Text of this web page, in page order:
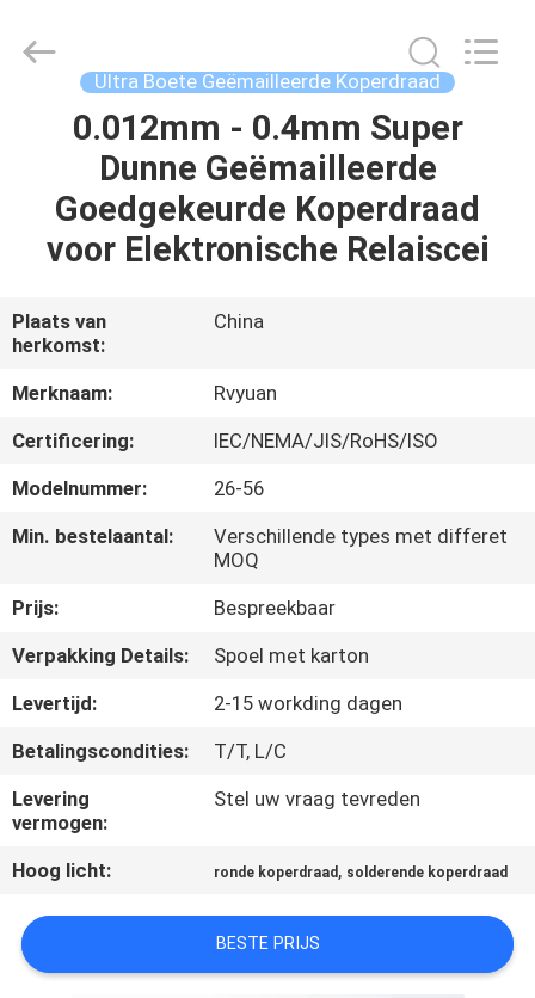
HUIS
PRODUCTEN
ONGEVEER
ONS
FABRIEKSREIS
KWALITEITSCONTROLE
CONTACTEER
ONS
NIEUWS
VERZOEK
OM EEN
SITEMAP
Material
Co,.Ltd.
Ultra Boete Geëmailleerde Koperdraad
0.012mm - 0.4mm Super
Dunne Geëmailleerde
Goedgekeurde Koperdraad
voor Elektronische Relaiscei
Plaats van
herkomst:
China
Merknaam:
Rvyuan
Certificering:
IEC/NEMA/JIS/RoHS/ISO
Modelnummer:
26-56
Min. bestelaantal:
Verschillende types met differet
MOQ
Prijs:
Bespreekbaar
Verpakking Details:
Spoel met karton
Levertijd:
2-15 workding dagen
Betalingscondities:
T/T, L/C
Levering
vermogen:
Stel uw vraag tevreden
Hoog licht: ronde koperdraad , solderende koperdraad
BESTE PRIJS